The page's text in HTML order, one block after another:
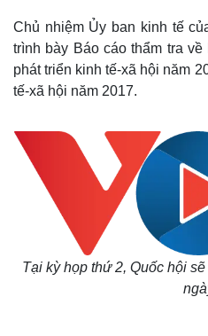
Chủ nhiệm Ủy ban kinh tế
trình bày Báo cáo thẩm tra
phát triển kinh tế-xã hội năm
tế-xã hội năm 2017.
Tại kỳ họp thứ 2, Quốc hội